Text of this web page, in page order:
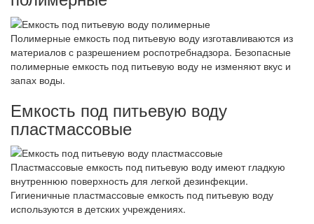
Полимерные емкость под питьевую воду изготавливаются из
материалов с разрешением роспотребнадзора. Безопасные
полимерные емкость под питьевую воду не изменяют вкус и
запах воды.
Емкость под питьевую воду
пластмассовые
Пластмассовые емкость под питьевую воду имеют гладкую
внутреннюю поверхность для легкой дезинфекции.
Гигиеничные пластмассовые емкость под питьевую воду
используются в детских учреждениях.